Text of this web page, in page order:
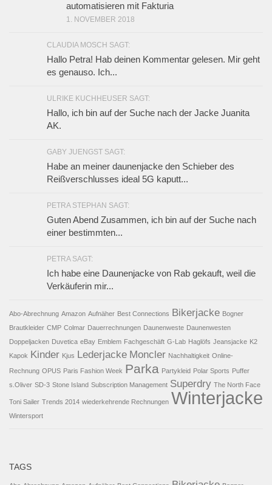
automatisieren mit Fakturia
1. NOVEMBER 2018
CLAUDIA MOSCH SAGT:
Hallo Petra! Hab deinen Kommentar gelesen. Mir geht
es genauso. Ich...
ULRIKE KUCHHEUSER SAGT:
Hallo, ich bin auf der Suche nach der Jacke Juanita
AK.
GABY JUENGST SAGT:
Habe an meiner daunenjacke den Schieber des
Reißverschlusses ideal 5G kaputt...
PETRA STEPHAN SAGT:
Guten Abend Zusammen, ich bin auf der Suche nach
einer bestimmten...
PETRA SAGT:
Ich habe eine Daunenjacke von Rab gekauft, weil die
Verkäuferin mir...
Abo-Abrechnung Amazon Aufnäher Best Connections Bikerjacke Bogner
Brautkleider CMP Colmar Dauerrechnungen Daunenweste Daunenwesten
Doppeljacken Duvetica eBay Emblem Fachgeschäft G-Lab Haglöfs Jeansjacke K2
Kapok
Kinder Kjus Lederjacke Moncler Nachhaltigkeit Online-
Rechnung OPUS Paris Fashion Week Parka Partykleid Polar Sports Puffer
s.Oliver SD-3 Stone Island Subscription Management Superdry The North Face
Toni Sailer Trends 2014 wiederkehrende Rechnungen Winterjacke
Wintersport
TAGS